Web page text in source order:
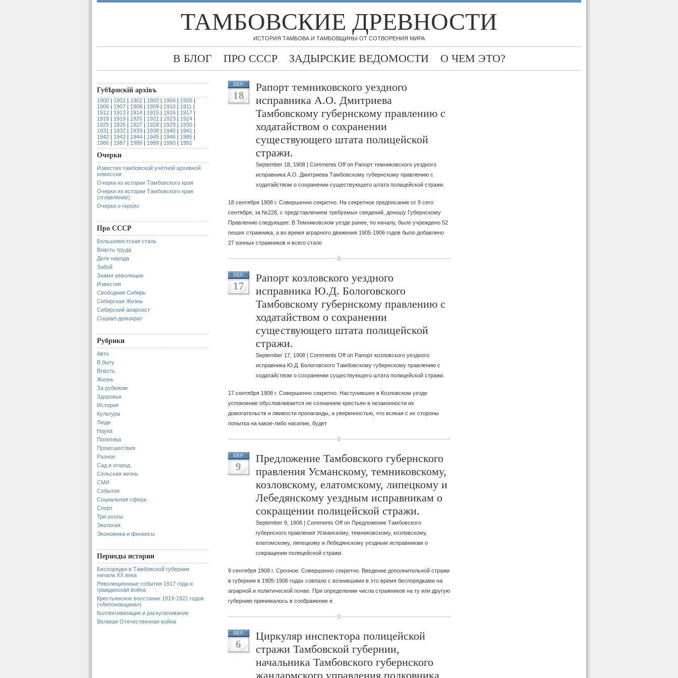
ТАМБОВСКИЕ ДРЕВНОСТИ
ИСТОРИЯ ТАМБОВА И ТАМБОВЩИНЫ ОТ СОТВОРЕНИЯ МИРА
В БЛОГ ПРО СССР ЗАДЫРСКИЕ ВЕДОМОСТИ О ЧЕМ ЭТО?
Губѣрнскiй архiвъ
1900 | 1901 | 1902 | 1903 | 1904 | 1905 |
1906 | 1907 | 1908 | 1909 | 1910 | 1911 |
1912 | 1913 | 1914 | 1915 | 1916 | 1917 |
1918 | 1919 | 1920 | 1921 | 1923 | 1924 |
1925 | 1926 | 1927 | 1928 | 1929 | 1930 |
1931 | 1932 | 1933 | 1938 | 1940 | 1941 |
1942 | 1943 | 1944 | 1945 | 1946 | 1985 |
1986 | 1987 | 1988 | 1989 | 1990 | 1991
Очерки
Известия тамбовской учётной архивной
комиссии
Очерки из истории Тамбовского края
Очерки из истории Тамбовского края
(оглавление)
Очерки о героях
Про СССР
Большевистская сталь
Власть труда
Дело народа
Забой
Знамя революции
Известия
Свободная Сибирь
Сибирская Жизнь
Сибирский анархист
Социал-демократ
Рубрики
Авто
В быту
Власть
Жизнь
За рубежом
Здоровье
История
Культура
Люди
Наука
Политика
Происшествия
Разное
Сад и огород
Сельская жизнь
СМИ
События
Социальная сфера
Спорт
Три охоты
Экология
Экономика и финансы
Периоды истории
Беспорядки в Тамбовской губернии
начала XX века
Революционные события 1917 года и
гражданская война
Крестьянское восстание 1919-1921 годов
(«Антоновщина»)
Коллективизация и раскулачивание
Великая Отечественная война
SEP
18
Рапорт темниковского уездного
исправника А.О. Дмитриева
Тамбовскому губернскому правлению с
ходатайством о сохранении
существующего штата полицейской
стражи.
September 18, 1908 | Comments Off on Рапорт темниковского уездного
исправника А.О. Дмитриева Тамбовскому губернскому правлению с
ходатайством о сохранении существующего штата полицейской стражи.
18 сентября 1908 г. Совершенно секретно. На секретное предписание от 9 сего
сентября, за №228, с представлением требуемых сведений, доношу Губернскому
Правлению следующее: В Темниковском уезде ранее, по началу, было учреждено 52
пеших стражника, а во время аграрного движения 1905-1906 годов было добавлено
27 конных стражников и всего стало
SEP
17
Рапорт козловского уездного
исправника Ю.Д. Бологовского
Тамбовскому губернскому правлению с
ходатайством о сохранении
существующего штата полицейской
стражи.
September 17, 1908 | Comments Off on Рапорт козловского уездного
исправника Ю.Д. Бологовского Тамбовскому губернскому правлению с
ходатайством о сохранении существующего штата полицейской стражи.
17 сентября 1908 г. Совершенно секретно. Наступившее в Козловском уезде
успокоение обусловливается не сознанием крестьян в незаконности их
домогательств и лживости пропаганды, а уверенностью, что всякая с их стороны
попытка на какое-либо насилие, будет
SEP
9
Предложение Тамбовского губернского
правления Усманскому, темниковскому,
козловскому, елатомскому, липецкому и
Лебедянскому уездным исправникам о
сокращении полицейской стражи.
September 9, 1908 | Comments Off on Предложение Тамбовского
губернского правления Усманскому, темниковскому, козловскому,
елатомскому, липецкому и Лебедянскому уездным исправникам о
сокращении полицейской стражи.
9 сентября 1908 г. Срочное. Совершенно секретно. Введение дополнительной стражи
в губернии в 1905-1906 годах совпало с возникшими в это время беспорядками на
аграрной и политической почве. При определении числа стражников на ту или другую
губернию принималось в соображение и
SEP
6
Циркуляр инспектора полицейской
стражи Тамбовской губернии,
начальника Тамбовского губернского
жандармского управления полковника